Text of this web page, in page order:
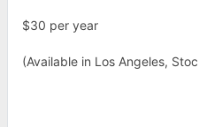
$30 per year
(Available in Los Angeles,